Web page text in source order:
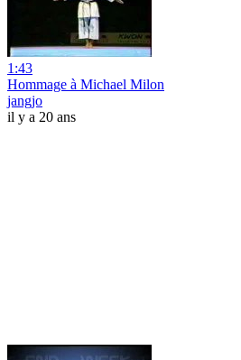
1:43
Hommage à Michael Milon
jangjo
il y a 20 ans